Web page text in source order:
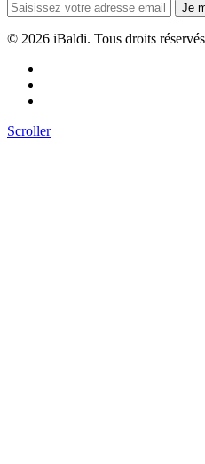
Je
© 2026 iBaldi. Tous droits
Scroller